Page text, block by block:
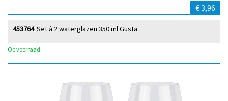
€ 3,96
Set à 2 waterglazen 350 ml Gusta
453764
Op voorraad